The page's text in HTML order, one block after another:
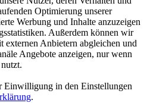
Optimierung unserer
Werbung und Inhalte anzuzeigen
Außerdem können wir
externen Anbietern abgleichen und
Angebote anzeigen, nur wenn
Einwilligung in den Einstellungen
.